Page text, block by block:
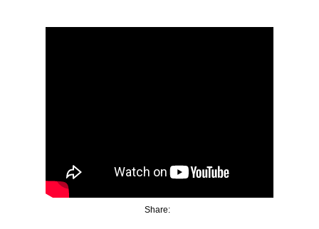
Share: